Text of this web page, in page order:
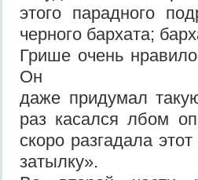
этого парадного
черного бархата;
Грише очень
Он
даже придумал
раз касался лбом
скоро разгадала
затылку».